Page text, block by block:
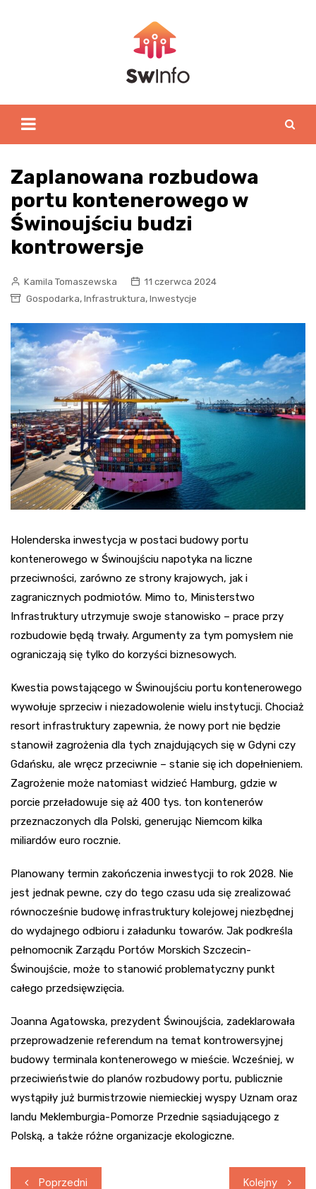
Zaplanowana rozbudowa
portu kontenerowego w
Świnoujściu budzi
kontrowersje
Kamila Tomaszewska
11 czerwca 2024
Gospodarka, Infrastruktura, Inwestycje
Holenderska inwestycja w postaci budowy portu
kontenerowego w Świnoujściu napotyka na liczne
przeciwności, zarówno ze strony krajowych, jak i
zagranicznych podmiotów. Mimo to, Ministerstwo
Infrastruktury utrzymuje swoje stanowisko – prace przy
rozbudowie będą trwały. Argumenty za tym pomysłem nie
ograniczają się tylko do korzyści biznesowych.
Kwestia powstającego w Świnoujściu portu kontenerowego
wywołuje sprzeciw i niezadowolenie wielu instytucji. Chociaż
resort infrastruktury zapewnia, że nowy port nie będzie
stanowił zagrożenia dla tych znajdujących się w Gdyni czy
Gdańsku, ale wręcz przeciwnie – stanie się ich dopełnieniem.
Zagrożenie może natomiast widzieć Hamburg, gdzie w
porcie przeładowuje się aż 400 tys. ton kontenerów
przeznaczonych dla Polski, generując Niemcom kilka
miliardów euro rocznie.
Planowany termin zakończenia inwestycji to rok 2028. Nie
jest jednak pewne, czy do tego czasu uda się zrealizować
równocześnie budowę infrastruktury kolejowej niezbędnej
do wydajnego odbioru i załadunku towarów. Jak podkreśla
pełnomocnik Zarządu Portów Morskich Szczecin-
Świnoujście, może to stanowić problematyczny punkt
całego przedsięwzięcia.
Joanna Agatowska, prezydent Świnoujścia, zadeklarowała
przeprowadzenie referendum na temat kontrowersyjnej
budowy terminala kontenerowego w mieście. Wcześniej, w
przeciwieństwie do planów rozbudowy portu, publicznie
wystąpiły już burmistrzowie niemieckiej wyspy Uznam oraz
landu Meklemburgia-Pomorze Przednie sąsiadującego z
Polską, a także różne organizacje ekologiczne.
Nawigacja
Poprzedni Kolejny